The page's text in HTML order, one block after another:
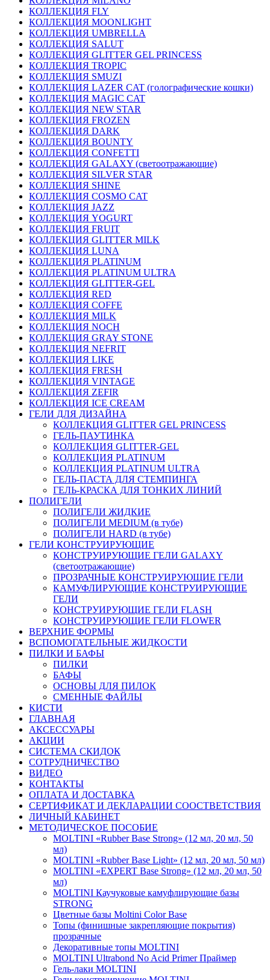
КОЛЛЕКЦИЯ FLY
КОЛЛЕКЦИЯ MOONLIGHT
КОЛЛЕКЦИЯ UMBRELLA
КОЛЛЕКЦИЯ SALUT
КОЛЛЕКЦИЯ GLITTER GEL PRINCESS
КОЛЛЕКЦИЯ TROPIC
КОЛЛЕКЦИЯ SMUZI
КОЛЛЕКЦИЯ LAZER CAT (голографические кошки)
КОЛЛЕКЦИЯ MAGIC CAT
КОЛЛЕКЦИЯ NEW STAR
КОЛЛЕКЦИЯ FROZEN
КОЛЛЕКЦИЯ DARK
КОЛЛЕКЦИЯ BOUNTY
КОЛЛЕКЦИЯ CONFETTI
КОЛЛЕКЦИЯ GALAXY (светоотражающие)
КОЛЛЕКЦИЯ SILVER STAR
КОЛЛЕКЦИЯ SHINE
КОЛЛЕКЦИЯ COSMO CAT
КОЛЛЕКЦИЯ JAZZ
КОЛЛЕКЦИЯ YOGURT
КОЛЛЕКЦИЯ FRUIT
КОЛЛЕКЦИЯ GLITTER MILK
КОЛЛЕКЦИЯ LUNA
КОЛЛЕКЦИЯ PLATINUM
КОЛЛЕКЦИЯ PLATINUM ULTRA
КОЛЛЕКЦИЯ GLITTER-GEL
КОЛЛЕКЦИЯ RED
КОЛЛЕКЦИЯ COFFE
КОЛЛЕКЦИЯ MILK
КОЛЛЕКЦИЯ NOCH
КОЛЛЕКЦИЯ GRAY STONE
КОЛЛЕКЦИЯ NEFRIT
КОЛЛЕКЦИЯ LIKE
КОЛЛЕКЦИЯ FRESH
КОЛЛЕКЦИЯ VINTAGE
КОЛЛЕКЦИЯ ZEFIR
КОЛЛЕКЦИЯ ICE CREAM
ГЕЛИ ДЛЯ ДИЗАЙНА
КОЛЛЕКЦИЯ GLITTER GEL PRINCESS
ГЕЛЬ-ПАУТИНКА
КОЛЛЕКЦИЯ GLITTER-GEL
КОЛЛЕКЦИЯ PLATINUM
КОЛЛЕКЦИЯ PLATINUM ULTRA
ГЕЛЬ-ПАСТА ДЛЯ СТЕМПИНГА
ГЕЛЬ-КРАСКА ДЛЯ ТОНКИХ ЛИНИЙ
ПОЛИГЕЛИ
ПОЛИГЕЛИ ЖИДКИЕ
ПОЛИГЕЛИ MEDIUM (в тубе)
ПОЛИГЕЛИ HARD (в тубе)
ГЕЛИ КОНСТРУИРУЮЩИЕ
КОНСТРУИРУЮЩИЕ ГЕЛИ GALAXY
(светоотражающие)
ПРОЗРАЧНЫЕ КОНСТРУИРУЮЩИЕ ГЕЛИ
КАМУФЛИРУЮЩИЕ КОНСТРУИРУЮЩИЕ
ГЕЛИ
КОНСТРУИРУЮЩИЕ ГЕЛИ FLASH
КОНСТРУИРУЮЩИЕ ГЕЛИ FLOWER
ВЕРХНИЕ ФОРМЫ
ВСПОМОГАТЕЛЬНЫЕ ЖИДКОСТИ
ПИЛКИ И БАФЫ
ПИЛКИ
БАФЫ
ОСНОВЫ ДЛЯ ПИЛОК
СМЕННЫЕ ФАЙЛЫ
КИСТИ
ГЛАВНАЯ
АКСЕССУАРЫ
АКЦИИ
СИСТЕМА СКИДОК
СОТРУДНИЧЕСТВО
ВИДЕО
КОНТАКТЫ
ОПЛАТА И ДОСТАВКА
СЕРТИФИКАТ И ДЕКЛАРАЦИИ СООСТВЕТСТВИЯ
ЛИЧНЫЙ КАБИНЕТ
МЕТОДИЧЕСКОЕ ПОСОБИЕ
MOLTINI «Rubber Base Strong» (12 мл, 20 мл, 50
мл)
MOLTINI «Rubber Base Light» (12 мл, 20 мл, 50 мл)
MOLTINI «EXPERT Base Strong» (12 мл, 20 мл, 50
мл)
MOLTINI Каучуковые камуфлирующие базы
STRONG
Цветные базы Moltini Color Base
Топы (финишные закрепляющие покрытия)
прозрачные
Декоративные топы MOLTINI
MOLTINI Ultrabond No Acid Primer Праймер
Гель-лаки MOLTINI